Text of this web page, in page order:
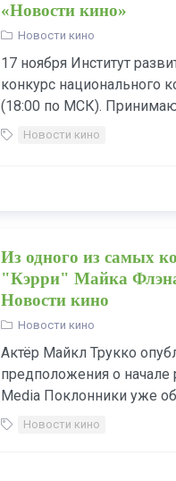
«Новости кино»
Новости кино
17 ноября Институт
конкурс национального
(18:00 по МСК).
Новости кино
Из одного из самых
"Кэрри" Майка
Новости кино
Новости кино
Актёр Майкл Трукко
предположения о
Media Поклонники уже
Новости кино